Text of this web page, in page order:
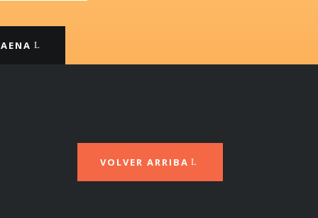
VOLVER ARRIBA